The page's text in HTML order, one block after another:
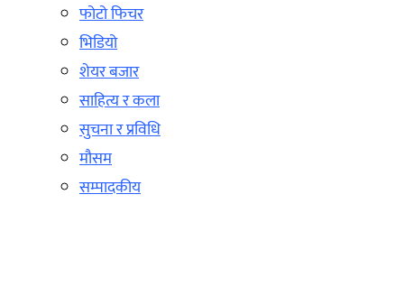
फोटो फिचर
भिडियो
शेयर बजार
साहित्य र कला
सुचना र प्रविधि
मौसम
सम्पादकीय